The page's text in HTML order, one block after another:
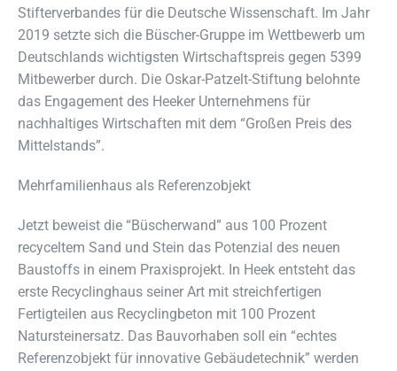
Stifterverbandes für die Deutsche Wissenschaft. Im Jahr
2019 setzte sich die Büscher-Gruppe im Wettbewerb um
Deutschlands wichtigsten Wirtschaftspreis gegen 5399
Mitbewerber durch. Die Oskar-Patzelt-Stiftung belohnte
das Engagement des Heeker Unternehmens für
nachhaltiges Wirtschaften mit dem “Großen Preis des
Mittelstands”.
Mehrfamilienhaus als Referenzobjekt
Jetzt beweist die “Büscherwand” aus 100 Prozent
recyceltem Sand und Stein das Potenzial des neuen
Baustoffs in einem Praxisprojekt. In Heek entsteht das
erste Recyclinghaus seiner Art mit streichfertigen
Fertigteilen aus Recyclingbeton mit 100 Prozent
Natursteinersatz. Das Bauvorhaben soll ein “echtes
Referenzobjekt für innovative Gebäudetechnik” werden